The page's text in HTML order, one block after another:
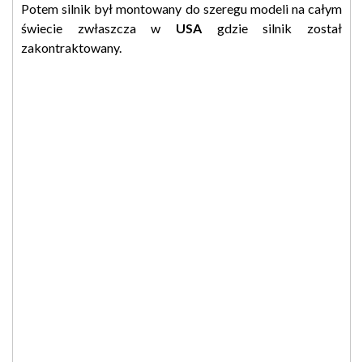
Potem silnik był montowany do szeregu modeli na całym
świecie zwłaszcza w USA gdzie silnik został
zakontraktowany.